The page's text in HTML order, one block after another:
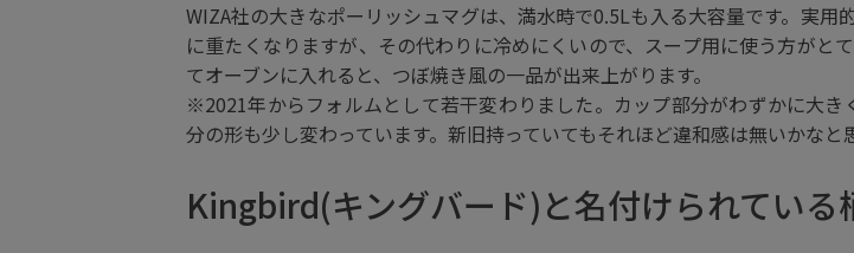
WIZA社の大きなポーリッシュマグは、満水時で0.5Lも入る大容量です。実
に重たくなりますが、その代わりに冷めにくいので、スープ用に使う方がと
てオーブンに入れると、つぼ焼き風の一品が出来上がります。
※2021年からフォルムとして若干変わりました。カップ部分がわずかに大
分の形も少し変わっています。新旧持っていてもそれほど違和感は無いかなと
Kingbird(キングバード)と名付けられている